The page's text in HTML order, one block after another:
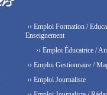
›› Emploi Formation /
Enseignement
›› Emploi Éducatrice /
›› Emploi Gestionnaire /
›› Emploi Journaliste